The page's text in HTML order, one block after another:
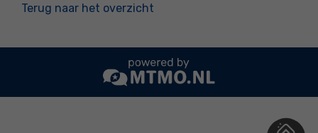
Terug naar het overzicht